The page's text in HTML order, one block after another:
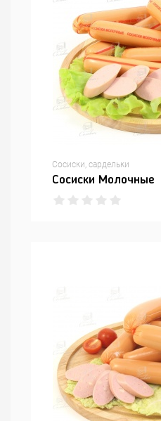
Сосиски, сардельки
Сосиски Молочные